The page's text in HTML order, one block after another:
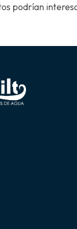
podrían